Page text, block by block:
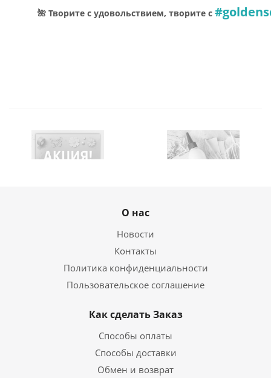
🌺 Творите с удовольствием, творите с
О нас
Новости
Контакты
Политика конфиденциальности
Пользовательское соглашение
Как сделать Заказ
Способы оплаты
Способы доставки
Обмен и возврат